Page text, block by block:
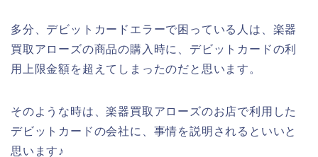
多分、デビットカードエラーで困っている人は、楽器
買取アローズの商品の購入時に、デビットカードの利
用上限金額を超えてしまったのだと思います。
そのような時は、楽器買取アローズのお店で利用した
デビットカードの会社に、事情を説明されるといいと
思います♪